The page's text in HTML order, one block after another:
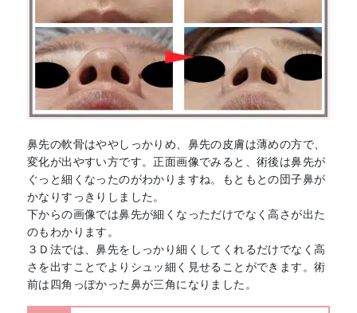
鼻先の軟骨はややしっかりめ、鼻先の皮膚は薄めの方で、
変化が出やすい方です。正面画像でみると、術後は鼻先が
ぐっと細くなったのがわかりますね。もともとの団子鼻が
かなりすっきりしました。
下からの画像では鼻先が細くなっただけでなく高さが出た
のもわかります。
３Ｄ法では、鼻先をしっかり細くしてくれるだけでなく高
さを出すことでよりシュッ細く見せることができます。術
前は四角っぽかった鼻が三角になりました。